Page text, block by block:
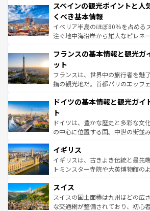
ろん、トスカーナの美しい田園風
景など、自然景観も見逃せない。
ピザやパスタなど、絶品のイタリ
できる。朝目覚めてから夜眠るま
なお、新着のイタリア情報はコン
しい。
スペインの観光ポイントと人
くべき基本情報
イベリア半島のほぼ80％を占める
注ぐ地中海沿岸から雄大なピレネ
文化が根付くこの国では、情熱的
れる闘牛、そして美味しいタパス
る。首都マドリードの洗練された
アートに溢れた街角から、地方で
せる。地方によって風土や気候が
ンテンツ一覧 を参照してほしい。
フランスの基本情報と観光ガ
ット
フランスは、世界中の旅行者を魅
指の観光地だ。首都パリのエッフ
で、幅広い魅力が詰まっている。
聖堂、美しいビーチ、そして豊か
から魅了する。また、フランスは
れ、フランス料理はユネスコ無形
香り高いラベンダー畑など、多彩
らに、パリ以外の地域にも魅力が
も豊かな歴史と文化が息づいてい
を参照してほしい。
ドイツの基本情報と観光ガイ
ト
ドイツは、豊かな歴史と多彩な文
の中心に位置する国。中世の街並
顔を持つこの国は、どこを歩いて
ルリンの文化的活気、バイエルン
してライン川沿いのワイン畑とい
は、お酒好きな人にはぜひ体験してほしい。
ドイツ情報はコンテンツ一覧を参
イギリス
イギリスは、古きよき伝統と最先
トミンスター寺院や大英博物館の
リアごとに異なる魅力がある。ま
ティー、ビール好きにはたまらな
戦など、本場だからこそできる体
スイス
スイスの国土面積は九州ほどの広
な交通網が整備されており、初心